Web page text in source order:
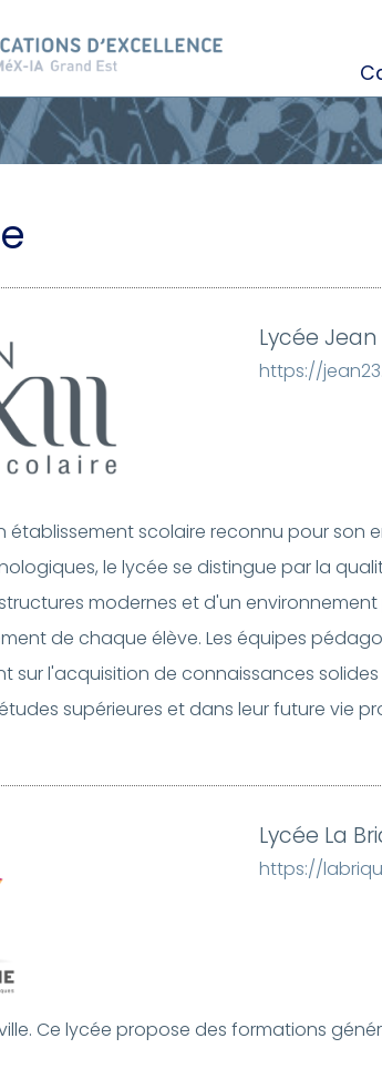
Lycée Jean
https://
établissement scolaire reconnu pour
le lycée se distingue par la
modernes et d'un
de chaque élève. Les équipes
l'acquisition de connaissances solides
supérieures et dans leur future vie
Lycée La
https://
Ce lycée propose des formations